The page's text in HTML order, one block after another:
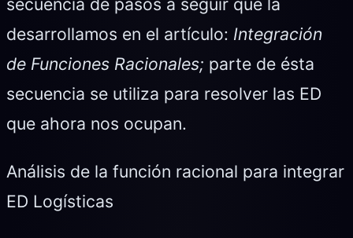
secuencia de pasos a seguir que la
desarrollamos en el artículo: Integración
de Funciones Racionales; parte de ésta
secuencia se utiliza para resolver las ED
que ahora nos ocupan.
Análisis de la función racional para integrar
ED Logísticas